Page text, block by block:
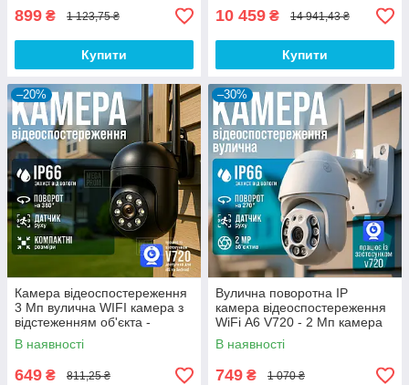
899 ₴ 1 123,75 ₴
Купити
10 459 ₴ 14 941,43 ₴
Купити
–20%
Камера відеоспостереження
3 Мп вулична WIFI камера з
відстеженням об'єкта -
Відеокамера спостереження
В наявності
649 ₴ 811,25 ₴
–30%
Вулична поворотна IP
камера відеоспостереження
WiFi А6 V720 - 2 Мп камера
вайфай зовнішнього
спостереження для будинку
В наявності
749 ₴ 1 070 ₴